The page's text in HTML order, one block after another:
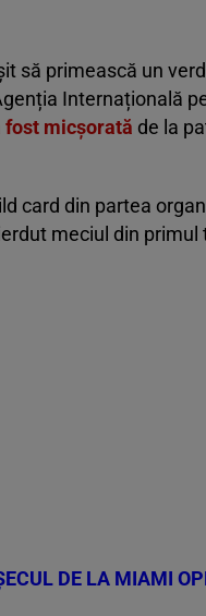
să primească un
Internațională
fost micșorată de la
card din partea
meciul din primul
DE LA MIAMI